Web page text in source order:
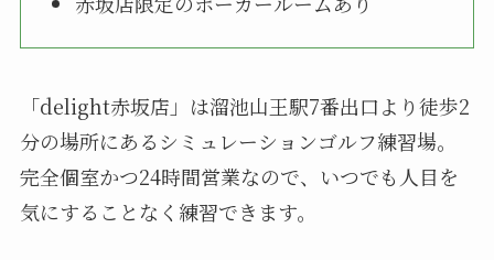
「delight赤坂店」は溜池山王駅7番出口より徒歩2
分の場所にあるシミュレーションゴルフ練習場。
完全個室かつ24時間営業なので、いつでも人目を
気にすることなく練習できます。